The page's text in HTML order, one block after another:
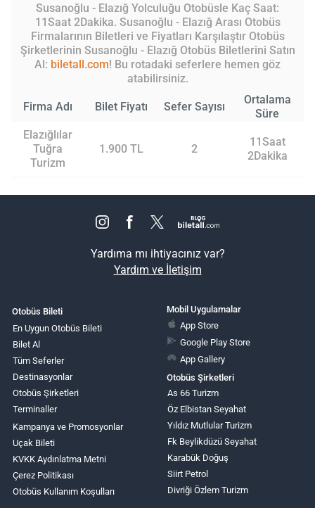
Susanoğlu - Elazığ Yolculuğu Otobüsle Kaç Saat:
11Saat 2Dakika. Susanoğlu - Elazığ Arası Otobüs
Firmalarının Biletleri ve Fiyatları Karşılaştır Otobüs
Şirketlerinin Susanoğlu - Elazığ Otobüs Biletlerini Satın
Al: biletall.com! Bu rotadaki seferlere hemen göz
atabilirsiniz.
Firma Adı Bilet Fiyatı Sefer Sayısı
Ortalama
Süre
Elazığlılar
Tuğra
Turizm
1.900 TL 2
11Saat
2Dakika
Yardıma mı ihtiyacınız var?
Yardım ve İletişim
Otobüs Bileti
En Uygun Otobüs Bileti
Bilet Al
Tüm Seferler
Destinasyonlar
Otobüs Şirketleri
Terminaller
Kampanya ve Promosyonlar
Uçak Bileti
KVKK Aydınlatma Metni
Çerez Politikası
Otobüs Kullanım Koşulları
Mobil Uygulamalar
App Store
Google Play Store
App Gallery
Otobüs Şirketleri
As 66 Turizm
Öz Elbistan Seyahat
Yıldız Mutlular Turizm
Fk Beylikdüzü Seyahat
Karabük Doğuş
Siirt Petrol
Divriği Özlem Turizm